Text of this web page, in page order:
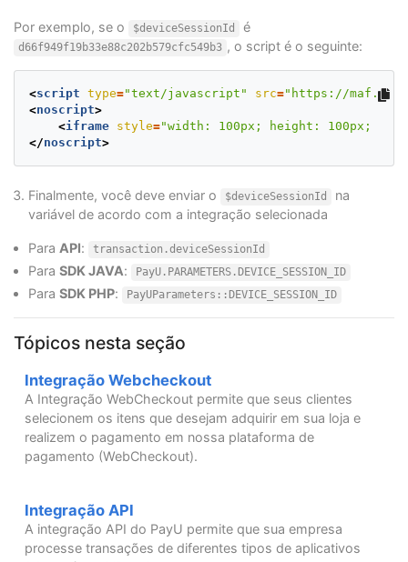
Por exemplo, se o $deviceSessionId é
d66f949f19b33e88c202b579cfc549b3 , o script é o seguinte:
<script type="text/javascript" src="https://
<noscript>
<iframe style="width: 100px; height: 100px;
</noscript>
Finalmente, você deve enviar o $deviceSessionId
na
variável de acordo com a integração selecionada
Para API: transaction.deviceSessionId
Para SDK JAVA: PayU.PARAMETERS.DEVICE_SESSION_ID
Para SDK PHP: PayUParameters::DEVICE_SESSION_ID
Tópicos nesta seção
Integração Webcheckout
A Integração WebCheckout permite que seus clientes
selecionem os itens que desejam adquirir em sua loja e
realizem o pagamento em nossa plataforma de
pagamento (WebCheckout).
Integração API
A integração API do PayU permite que sua empresa
processe transações de diferentes tipos de aplicativos